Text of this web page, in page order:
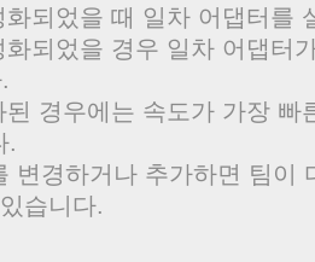
화되었을 때 일차 어댑터를
화되었을 경우 일차 어댑터
된 경우에는 속도가 가장 빠
.
변경하거나 추가하면 팀이
습니다.